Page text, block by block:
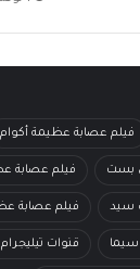
فيلم عصابة عظيمة أكوام
بست فيلم عصابة
سيد فيلم عصابة
قنوات